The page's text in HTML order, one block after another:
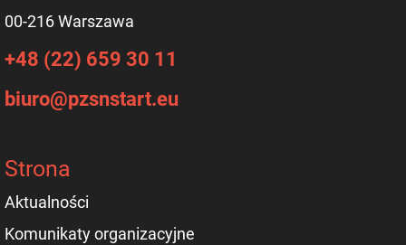
00-216 Warszawa
+48 (22) 659 30 11
biuro@pzsnstart.eu
Strona
Aktualności
Komunikaty organizacyjne